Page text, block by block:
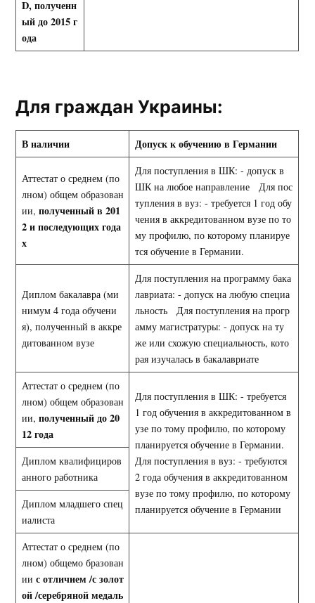
D, полученн
ый до 2015 г
ода
Для граждан Украины:
В наличии Допуск к обучению в Германии
Аттестат о среднем (по
лном) общем образован
ии, полученный в 201
2 и последующих года
х
Для поступления в ШК: - допуск в
ШК на любое направление Для пос
тупления в вуз: - требуется 1 год обу
чения в аккредитованном вузе по то
му профилю, по которому планируе
тся обучение в Германии.
Диплом бакалавра (ми
нимум 4 года обучени
я), полученный в аккре
дитованном вузе
Для поступления на программу бака
лавриата: - допуск на любую специа
льность Для поступления на прогр
амму магистратуры: - допуск на ту
же или схожую специальность, кото
рая изучалась в бакалавриате
Аттестат о среднем (по
лном) общем образован
ии, полученный до 20
12 года
Для поступления в ШК: - требуется
1 год обучения в аккредитованном в
узе по тому профилю, по которому
планируется обучение в Германии.
Для поступления в вуз: - требуются
2 года обучения в аккредитованном
вузе по тому профилю, по которому
планируется обучение в Германии
Диплом квалифициров
анного работника
Диплом младшего спец
иалиста
Аттестат о среднем (по
лном) общемо бразован
ии с отличием /с золот
ой /серебряной медаль